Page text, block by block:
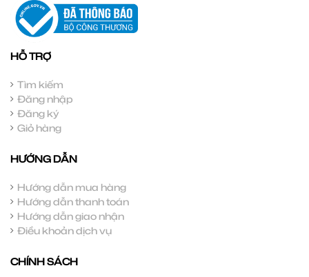
HỖ TRỢ
Tìm kiếm
Đăng nhập
Đăng ký
Giỏ hàng
HƯỚNG DẪN
Hướng dẫn mua hàng
Hướng dẫn thanh toán
Hướng dẫn giao nhận
Điều khoản dịch vụ
CHÍNH SÁCH